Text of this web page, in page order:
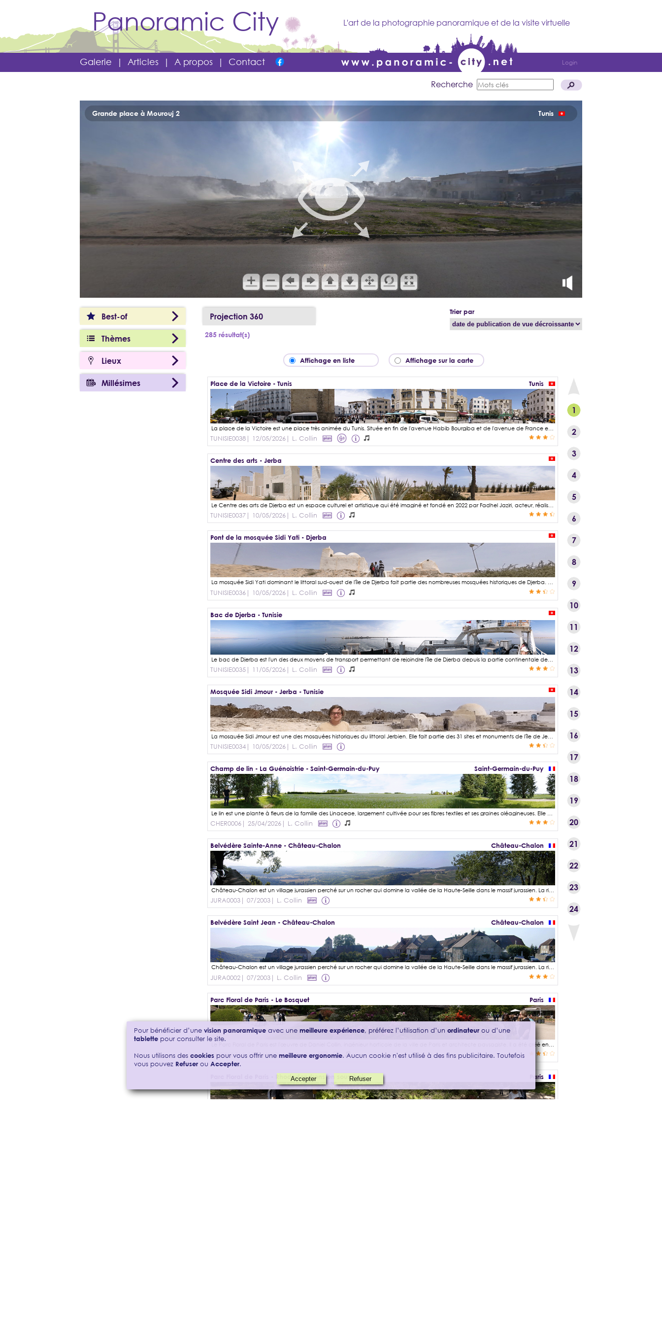
Panoramic City L'art de la photographie panoramique et de la visite virtuelle
Galerie | Articles | A propos | Contact Login
Recherche
Best-of
Thèmes
Lieux
Millésimes
Projection 360
285 résultat(s)
Trier par
Affichage en liste Affichage sur la carte
1
2
3
4
5
6
7
8
9
10
11
12
13
14
15
16
17
18
19
20
21
22
23
24
Place de la Victoire - Tunis Tunis
La place de la Victoire est une place très animée du Tunis. Située en fin de l'avenue Habib Bourgiba et de l'avenue de France en regardant vers l'ouest, elle marque la jonction entre la ville moderne de Tunis et la vieille ville et sa fabuleuse médina classée au patrimoine de l'UNESCO. Depuis cette place on accède au fameux Souk de Tunis et ces milliers de boutiques et ateliers touristique et offrant les produits du quotidien au autochtones. La place de la Victoire doit son nom en hommage au retour de Habib Bourgiba de son exil en 1955. L'indépendance de la Tunisie a été déclarée un an plus tard le 20 mars 1956 après avoir vécu sous le protectorat français de 1881 à 1956. Habib Bourgiba sera alors nommé 1er ministre et en prendra la présidence en 1957 le jour de l'abolition de la monarchie.
TUNISIE0038 | 12/05/2026 | L. Collin
Centre des arts - Jerba
Le Centre des arts de Djerba est un espace culturel et artistique qui été imaginé et fondé en 2022 par Fadhel Jaziri, acteur, réalisateur et metteur en scène Tunisien (1945 - 2025). Cet espace est dédié aux arts du spectacle, musique, théâtre, danse, cinéma, exposition et même dégustation culinaire avec son restaurant. Fadhel Jaziri né en 1948 à Tunis, a vécu dans un univers culturel foisonnant. Son père libraire, était aussi gérant du Café Ramsès et de l'Hôtel Zitouna, lieux de rencontre privilégiés des hommes politiques, artistes de théâtre, écrivains et musiciens. Son engouement pour ces domaines artistiques l'a conduit à mener une carrière multiple à la fois d'acteur, d'auteur, de producteur de pièces de théâtre et de spectacles musicaux, et même de réalisateur cinématographique. Nombreuses sont ses œuvres qui ont remporté un franc succès y compris à l'international et notamment « Hadhra », un spectacle de chants inspiré de la riche tradition soufie tunisienne qui a été présenté à Tunis, Sousse, Carthage, Marseille, Rabat, Séville, Malaga, Fès, Ammam. Le Centre des arts de Djerba, est une sorte d'aboutissement de l' « œuvre » de Fadhel Jaziri qui combine tous les genres artistiques considérés par l'artiste.
TUNISIE0037 | 10/05/2026 | L. Collin
Pont de la mosquée Sidi Yati - Djerba
La mosquée Sidi Yati dominant le littoral sud-ouest de l'île de Djerba fait partie des nombreuses mosquées historiques de Djerba. Celles-ci ont la particularité d'être d'une architecture sobre composée de coupoles basses et de murs enduits d'une épaisse couche de chaux qui en font leurs blancheurs. La mosquée Sidi Yati a été édifiée au début du Xe siècle à la mémoire de Khalaf Ibn Ahmad, appelé aussi Cheikh Yati El Mistawi, émir saffaride du Sistan (région située entre l'Iran et l'Afghanistan actuels) de 963 à 1002. En plus de son rôle de lieu de culte, cette mosquée a joué le rôle de tour de guet, chargé de surveiller la côte. Le ponton de la mosquée Sidi Yati, bien que très endommagé, offre une vue imprenable sur la mer. Il a été érigé spécifiquement pour un tournage cinématographique.
TUNISIE0036 | 10/05/2026 | L. Collin
Bac de Djerba - Tunisie
Le bac de Djerba est l'un des deux moyens de transport permettant de rejoindre l'île de Djerba depuis la partie continentale de la Tunisie. L'autre alternative consiste à emprunter la chaussée romaine plus au sud mais pour cela, il faut contourner le golf de Boughrara. La traversé par le bac, reliant Jorf (continent) et Ajim (Djerba), offre une expérience plaisante permettant au passager d'admirer le paysage avec une belle vue sur la mer, d'observer le vol des mouettes et de sentir la brise marine. Les trajets d'une durée de 15 minutes, ont lieu toutes les 20 à 30 minutes entre 6h et 22h. Les traversés sont payantes pour les personnes véhiculées mais gratuites pour les piétons.
TUNISIE0035 | 11/05/2026 | L. Collin
Mosquée Sidi Jmour - Jerba - Tunisie
La mosquée Sidi Jmour est une des mosquées historiques du littoral Jerbien. Elle fait partie des 31 sites et monuments de l'île de Jerba classés au patrimoine mondial de l'UNESCO. Ces mosquées à l'architecture sobre blanchies à la chaux et aux coupoles basses, s'accompagnent souvent d'un mausolée dédié à un saint ou un érudit et tenant lieu de pèlerinage. Ces mosquées, parfois appelées "mosquées forteresses", ont également joué un rôle défensif durant les périodes troubles. Leur architecture compacte, leurs murs épais et leurs ouvertures étroites témoignent de leur double fonction : lieu de prière et refuge en cas d'attaque.
TUNISIE0034 | 10/05/2026 | L. Collin
Champ de lin - La Guénoistrie - Saint-Germain-du-Puy Saint-Germain-du-Puy
Le lin est une plante à fleurs de la famille des Linaceae, largement cultivée pour ses fibres textiles et ses graines oléagineuses. Elle se présente sous la forme d'une tige unique d'environ un mètre de haut et disposant de nombreuses fleurs de couleur bleu pur jusqu'à un blanc légèrement rosé. La fleur est constituée de cinq pétales et a une durée de vie très brève, de l'ordre d'une journée, mais elle est auto-féconde même si elle peut être visitée par des insectes assurant alors une pollinisation croisée. On trouve les premières traces de lin cultivé il y a environ 10 500 ans au début du néolithique* dans la région du Croissant fertile* situé au Moyen-Orient. Les graines sont alors encore petites mais elles seront par la suite domestiquées afin d'obtenir des graines plus grosses. Le lin est alors à cette époque plus cultivée pour ses graines, riches en lipides, que pour ses fibres destinées à la confection de vêtements, voiles de bateaux, cordage ou filet. La France couvre 50% à 60% du marché international du lin textile ce qui en fait le 1er producteur mondial. Les cultures de lin sont essentiellement concentrées en Normandie, dans le Nord-Pas-de-Calais et en Picardie mais il arrive que l'on en rencontre dans d'autres régions comme ici dans l'agglomération de Bourges. Le lin présente des atouts environnementaux non négligeables, il nécessite peu d'eau, consomme peu d'azote, c'est un véritable puit à carbone et toutes les parties de la plante peuvent être utilisées.
CHER0006 | 25/04/2026 | L. Collin
Belvédère Sainte-Anne - Château-Chalon Château-Chalon
Château-Chalon est un village jurassien perché sur un rocher qui domine la vallée de la Haute-Seille dans le massif jurassien. La rivière de La Seille nait de la cascade située au fond de la reculée de Baume-les-Messieurs. Le village est classé parmi les plus beaux villages de France et est réputé pour son vignoble et son fameux vin jaune, un vin blanc sec élaboré à partir du Savagnin vieilli en fût de chêne durant 6 ans et 3 mois. Le village situé en hauteur offre de magnifiques points de vue sur les vignes et les villages alentours : Le belvédère Sainte-Anne, belvédère de la Rochette, belvédère Saint Jean, belvédère de Menétru, chemin des vignes en contrebas de l'église Saint-Pierre, etc … La Maison de la Haute Seille, ancienne hostellerie de l'Abbaye, outre sa muséographie dédiée au patrimoine local, permet également de profiter d'une jolie perspective depuis sa terrasse panoramique.
JURA0003 | 07/2003 | L. Collin
Belvédère Saint Jean - Château-Chalon Château-Chalon
Château-Chalon est un village jurassien perché sur un rocher qui domine la vallée de la Haute-Seille dans le massif jurassien. La rivière de La Seille nait de la cascade située au fond de la reculée de Baume-les-Messieurs qui est aussi un lieu incontournable que je vous invite à visiter. Le village est classé parmi les plus beaux villages de France et est réputé pour son vignoble et son fameux vin jaune, un vin blanc sec élaboré à partir du Savagnin vieilli en fût de chêne durant 6 ans et 3 mois. Le domaine viticole de Château-Chalon et des villages environnants est présent dès l'antiquité sous l'ère gauloise Séquanes* et s'est développé ensuite sous l'influence de l'empire romain. On attribue le début de « l'histoire de ce village » bien avant l'époque mérovingienne et à la fondation de l'Abbaye de Château-Chalon sur l'arrête du plateau au VIIe siècle selon la légende, mais probablement plus au VIIIe ou IXe siècle au début de la période Carolingienne. Des fortifications intégrants deux tours viendront s'ajouter pour assurer la protection de l'établissement monastique. * Peuple gaulois établi en Séquanie à l'est de la Gaule sur le versant ouest du massif du jura.
JURA0002 | 07/2003 | L. Collin
Parc Floral de Paris - Le Bosquet Paris
Le Parc Floral de Paris est l'œuvre de Daniel Collin, ingénieur horticole de la ville de Paris et architecte paysagiste. Il a été créé en 1969 sur un ancien terrain militaire de plus de 30 hectares. Il présente une importante collection botanique et horticole : plantes régionales, plantes du Jurassique, plantes médicinales, … Deux restaurants permettent de faire une pose déjeuner ou simplement s'y désaltérer avec des boissons chaudes ou froides : Le restaurant Les Magnolias et le restaurant Le Bosquet visible sur cette photographie panoramique.
PARIS0071| 10/04/2026| L. Collin
Parc Floral de Paris - Rhododendrons en sous-bois Paris
Pour bénéficier d’une vision panoramique avec une meilleure expérience, préférez l’utilisation d’un ordinateur ou d’une
tablette pour consulter le site.
Nous utilisons des cookies pour vous offrir une meilleure ergonomie. Aucun cookie n'est utilisé à des fins publicitaire. Toutefois
vous pouvez Refuser ou Accepter.